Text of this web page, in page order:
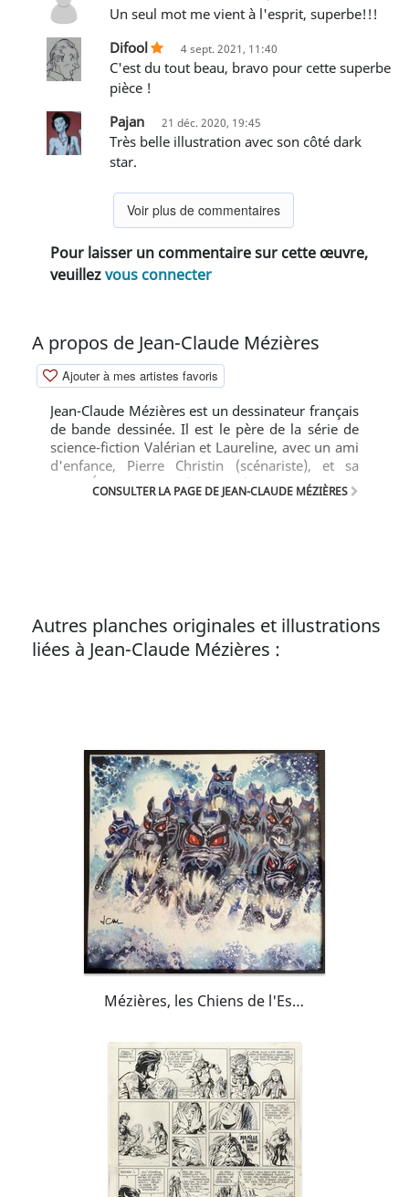
un seul mot me vient à l'esprit, superbe!!!
Difool
4 sept. 2021, 11:40
C'est du tout beau, bravo pour cette superbe
pièce !
Pajan
21 déc. 2020, 19:45
Très belle illustration avec son côté dark
star.
Voir plus de commentaires
Pour laisser un commentaire sur cette œuvre,
veuillezvous connecter
A propos de Jean-Claude Mézières
Ajouter à mes artistes favoris
Jean-Claude Mézières est un dessinateur français
de bande dessinée. Il est le père de la série de
science-fiction Valérian et Laureline, avec un ami
d'enfance, Pierre Christin (scénariste), et sa
sœur, Évelyne Tranlé (coloriste).
CONSULTER LA PAGE DE JEAN-CLAUDE MÉZIÈRES
Autres planches originales et illustrations
liées à Jean-Claude Mézières :
Mézières, les Chiens de l'Espace, Atlas cosmique de Valérian et Laureline